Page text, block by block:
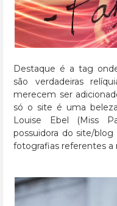
Destaque é a tag
são verdadeiras
merecem ser
só o site é uma
Louise Ebel (Miss
possuidora do site/blog
fotografias referentes a